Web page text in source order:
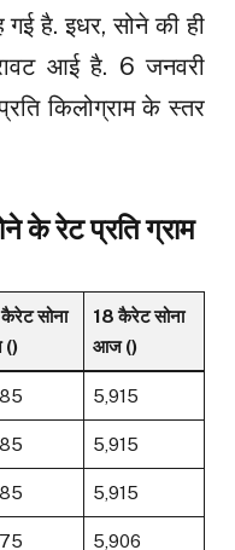
है. इधर, सोने की ही
आई है. 6 जनवरी
किलोग्राम के स्तर
के रेट प्रति ग्राम
सोना
18 कैरेट सोना
आज (₹)
₹5,915
₹5,915
₹5,915
₹5,906